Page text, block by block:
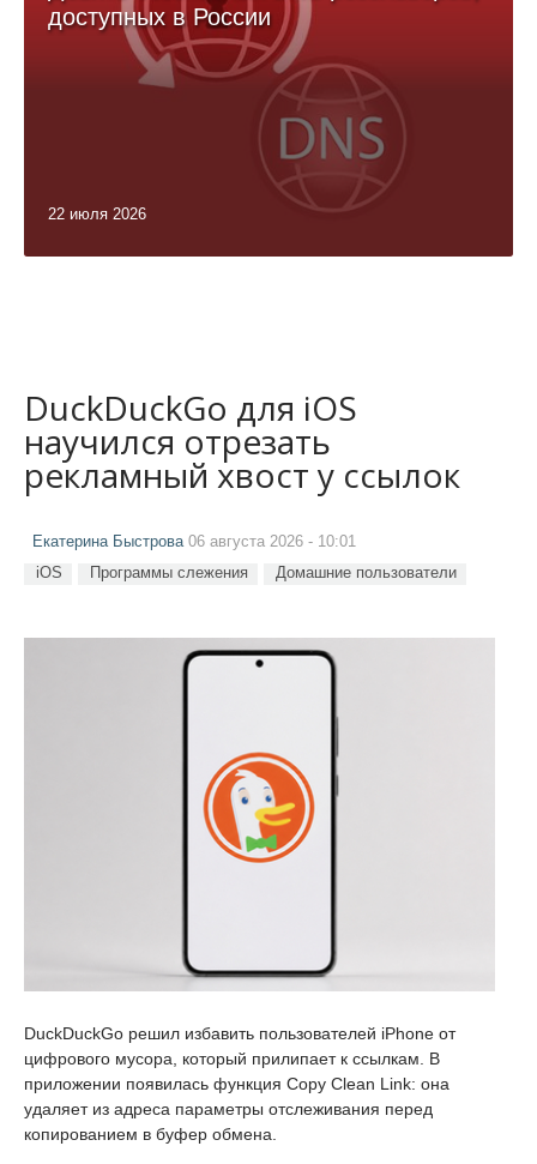
доступных в России
22 июля 2026
DuckDuckGo для iOS
научился отрезать
рекламный хвост у ссылок
Екатерина Быстрова06 августа 2026 - 10:01
iOS Программы слежения Домашние пользователи
DuckDuckGo решил избавить пользователей iPhone от
цифрового мусора, который прилипает к ссылкам. В
приложении появилась функция Copy Clean Link: она
удаляет из адреса параметры отслеживания перед
копированием в буфер обмена.